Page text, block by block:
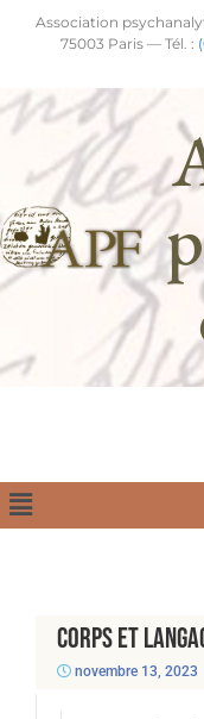
Association
75003 Paris — Tél. :
Corps et
novembre 13, 2023